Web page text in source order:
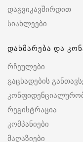
დაგვიკავშირდით
სიახლეები
დახმარება და
რჩეულები
გაცხადების
რეგისტრაცია
კომპანიები
მაღაზიები